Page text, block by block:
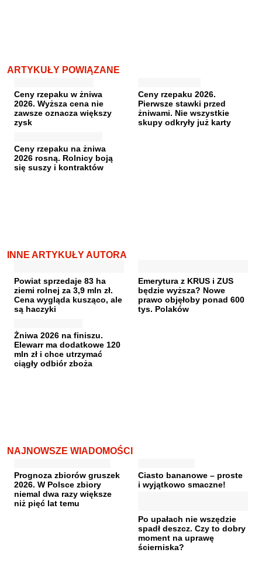
ARTYKUŁY POWIĄZANE
Ceny rzepaku w żniwa
2026. Wyższa cena nie
zawsze oznacza większy
zysk
Ceny rzepaku 2026.
Pierwsze stawki przed
żniwami. Nie wszystkie
skupy odkryły już karty
Ceny rzepaku na żniwa
2026 rosną. Rolnicy boją
się suszy i kontraktów
INNE ARTYKUŁY AUTORA
Powiat sprzedaje 83 ha
ziemi rolnej za 3,9 mln zł.
Cena wygląda kusząco, ale
są haczyki
Emerytura z KRUS i ZUS
będzie wyższa? Nowe
prawo objęłoby ponad 600
tys. Polaków
Żniwa 2026 na finiszu.
Elewarr ma dodatkowe 120
mln zł i chce utrzymać
ciągły odbiór zboża
NAJNOWSZE WIADOMOŚCI
Prognoza zbiorów gruszek
2026. W Polsce zbiory
niemal dwa razy większe
niż pięć lat temu
Ciasto bananowe – proste
i wyjątkowo smaczne!
Po upałach nie wszędzie
spadł deszcz. Czy to dobry
moment na uprawę
ścierniska?